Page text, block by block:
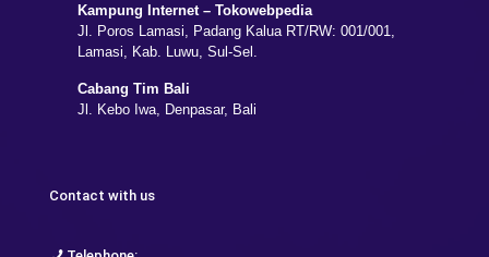
Kampung Internet – Tokowebpedia
Jl. Poros Lamasi, Padang Kalua RT/RW: 001/001,
Lamasi, Kab. Luwu, Sul-Sel.
Cabang Tim Bali
Jl. Kebo Iwa, Denpasar, Bali
Contact with us